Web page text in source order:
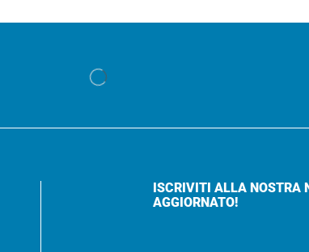
ISCRIVITI ALLA NOSTRA
AGGIORNATO!